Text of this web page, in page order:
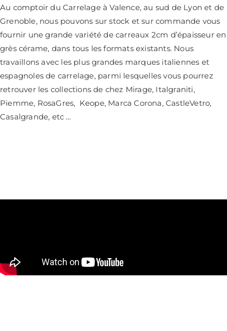
Au comptoir du Carrelage à Valence, au sud de Lyon et de
Grenoble, nous pouvons sur stock et sur commande vous
fournir une grande variété de carreaux 2cm d’épaisseur en
grès cérame, dans tous les formats existants. Nous
travaillons avec les plus grandes marques italiennes et
espagnoles de carrelage, parmi lesquelles vous pourrez
retrouver les collections de chez Mirage, Italgraniti,
Piemme, RosaGres, Keope, Marca Corona,CastleVetro,
Casalgrande, etc …